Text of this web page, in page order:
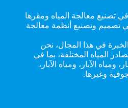
تصنيع معالجة المياه ومقرها
وتصنيع أنظمة معالجة
عامًا من الخبرة في هذا المجال، نحن
المياه المختلفة، بما في
ومياه الآبار، ومياه الآبار،
وغيرها.